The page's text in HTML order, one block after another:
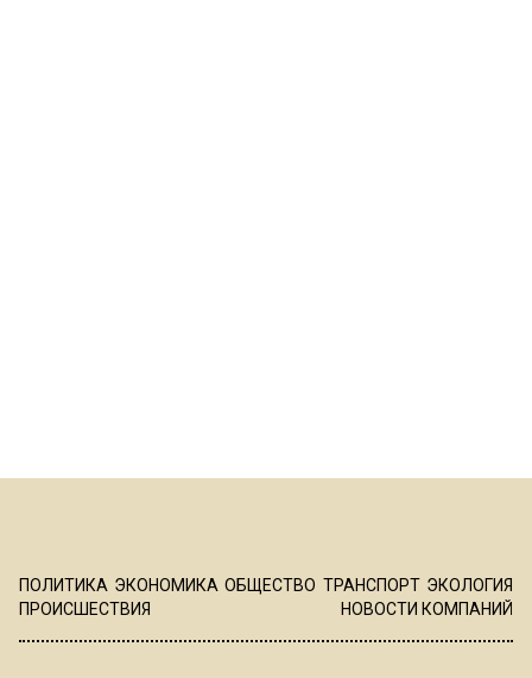
ПОЛИТИКА ЭКОНОМИКА ОБЩЕСТВО ТРАНСПОРТ ЭКОЛОГИЯ
ПРОИСШЕСТВИЯ
НОВОСТИ КОМПАНИЙ